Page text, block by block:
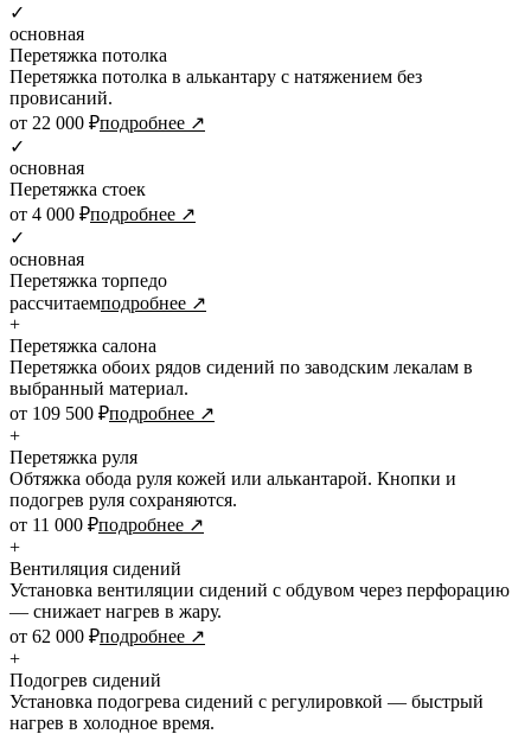
✓
основная
Перетяжка потолка
Перетяжка потолка в алькантару с натяжением без
провисаний.
от 22 000 ₽подробнее ↗
✓
основная
Перетяжка стоек
от 4 000 ₽подробнее ↗
✓
основная
Перетяжка торпедо
рассчитаемподробнее ↗
+
Перетяжка салона
Перетяжка обоих рядов сидений по заводским лекалам в
выбранный материал.
от 109 500 ₽подробнее ↗
+
Перетяжка руля
Обтяжка обода руля кожей или алькантарой. Кнопки и
подогрев руля сохраняются.
от 11 000 ₽подробнее ↗
+
Вентиляция сидений
Установка вентиляции сидений с обдувом через перфорацию
— снижает нагрев в жару.
от 62 000 ₽подробнее ↗
+
Подогрев сидений
Установка подогрева сидений с регулировкой — быстрый
нагрев в холодное время.